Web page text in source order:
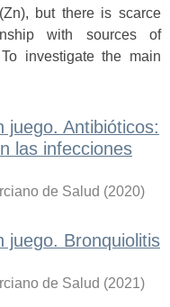
but there is scarce
with sources of
investigate the main
juego. Antibióticos:
las infecciones
de Salud (2020)
juego. Bronquiolitis
de Salud (2021)